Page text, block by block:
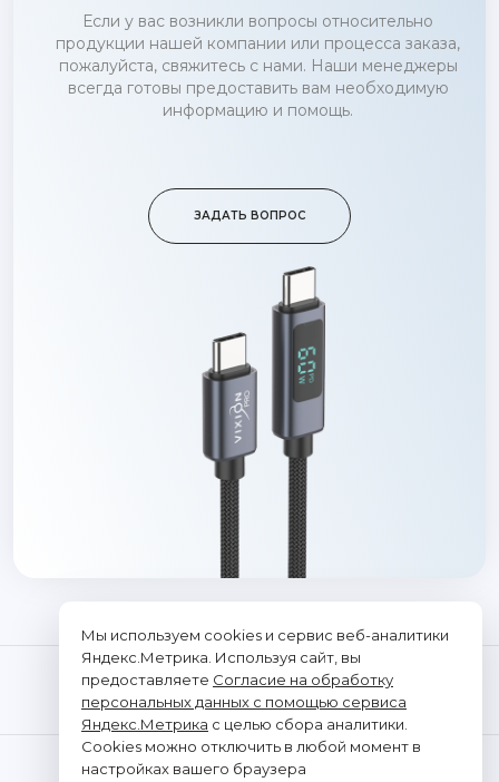
Если у вас возникли вопросы относительно
продукции нашей компании или процесса заказа,
пожалуйста, свяжитесь с нами. Наши менеджеры
всегда готовы предоставить вам необходимую
информацию и помощь.
ЗАДАТЬ ВОПРОС
© "Vixion", 2026. Все права защищены
Мы используем cookies и сервис веб-аналитики
Яндекс.Метрика. Используя сайт, вы
предоставляете Согласие на обработку
персональных данных с помощью сервиса
Яндекс.Метрика с целью сбора аналитики.
Cookies можно отключить в любой момент в
настройках вашего браузера